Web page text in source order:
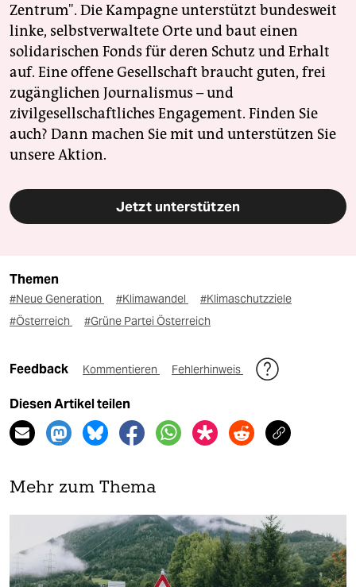
Zentrum". Die Kampagne unterstützt bundesweit
linke, selbstverwaltete Orte und baut einen
solidarischen Fonds für deren Schutz und Erhalt
auf. Eine offene Gesellschaft braucht guten, frei
zugänglichen Journalismus – und
zivilgesellschaftliches Engagement. Finden Sie
auch? Dann machen Sie mit und unterstützen Sie
unsere Aktion.
Jetzt unterstützen
Themen
#Neue Generation #Klimawandel
#Klimaschutzziele
#Österreich
#Grüne Partei Österreich
Feedback Kommentieren Fehlerhinweis
Diesen Artikel teilen
Mehr zum Thema